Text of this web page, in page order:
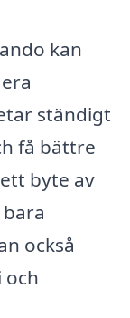
kan
ständigt
få bättre
byte av
också